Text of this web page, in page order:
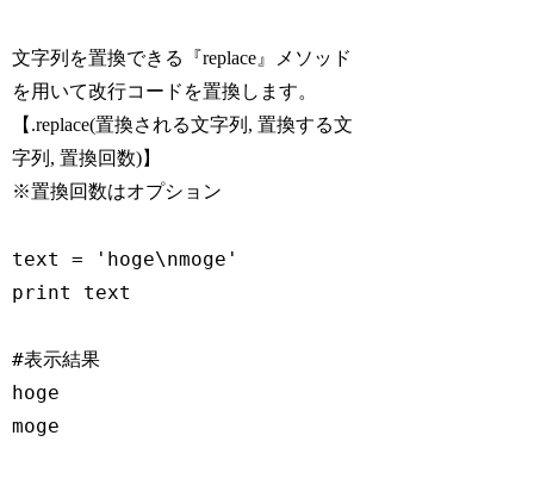
文字列を置換できる『replace』メソッド
を用いて改行コードを置換します。
【.replace(置換される文字列, 置換する文
字列, 置換回数)】
※置換回数はオプション
text = 'hoge\nmoge'
print text
#表示結果
hoge
moge